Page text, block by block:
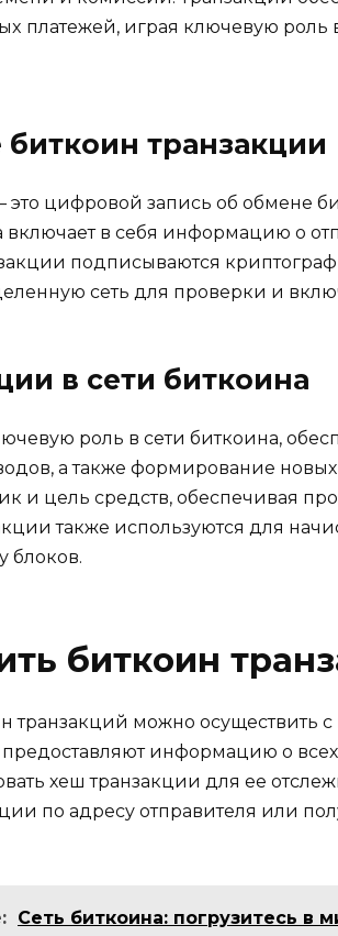
платежей, игрaя ключевую
транзакции
это цифровой запись об обмене
в себя информацию о
подписываются
сеть для проверки и
в сети биткоина
роль в сети биткоинa,
а также формирование
и цель средств, обеспечивая
также используются для
блоков.
биткоин
транзакций можно осуществить
предоставляют информацию о
хеш транзакции для ее
по адресу отправителя или
Сеть биткоина: погрузитесь в